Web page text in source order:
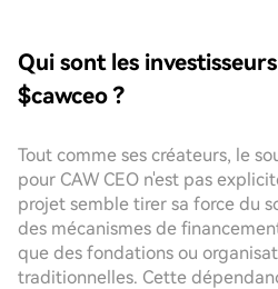
Qui sont les
$cawceo ?
Tout comme ses créateurs, le
pour CAW CEO n'est pas
projet semble tirer sa force du
des mécanismes de
que des fondations ou
traditionnelles. Cette